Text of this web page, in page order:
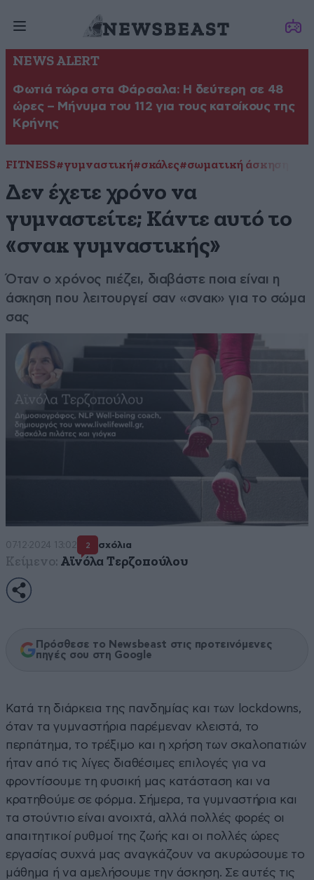
NEWS ALERT
Φωτιά τώρα στα Φάρσαλα: Η δεύτερη σε 48
ώρες – Μήνυμα του 112 για τους κατοίκους της
Κρήνης
FITNESS#γυμναστική#σκάλες#σωματική άσκηση
Δεν έχετε χρόνο να
γυμναστείτε; Κάντε αυτό το
«σνακ γυμναστικής»
Όταν ο χρόνος πιέζει, διαβάστε ποια είναι η
άσκηση που λειτουργεί σαν «σνακ» για το σώμα
σας
07·12·2024 13:02 2 σχόλια
Κείμενο: Αϊνόλα Τερζοπούλου
Πρόσθεσε το Newsbeast στις προτεινόμενες
πηγές σου στη Google
Κατά τη διάρκεια της πανδημίας και των lockdowns,
όταν τα γυμναστήρια παρέμεναν κλειστά, το
περπάτημα, το τρέξιμο και η χρήση των σκαλοπατιών
ήταν από τις λίγες διαθέσιμες επιλογές για να
φροντίσουμε τη φυσική μας κατάσταση και να
κρατηθούμε σε φόρμα. Σήμερα, τα γυμναστήρια και
τα στούντιο είναι ανοιχτά, αλλά πολλές φορές οι
απαιτητικοί ρυθμοί της ζωής και οι πολλές ώρες
εργασίας συχνά μας αναγκάζουν να ακυρώσουμε το
μάθημα ή να αμελήσουμε την άσκηση. Σε αυτές τις